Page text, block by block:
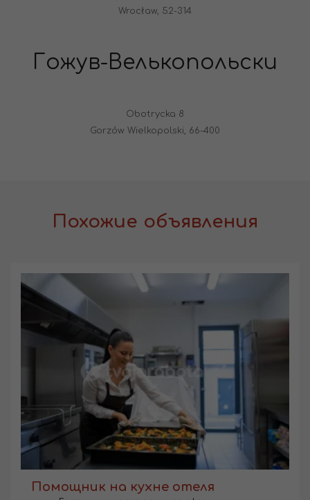
Wrocław, 52-314
Гожув-Велькопольски
Obotrycka 8
Gorzów Wielkopolski, 66-400
Похожие объявления
Помощник на кухне отеля